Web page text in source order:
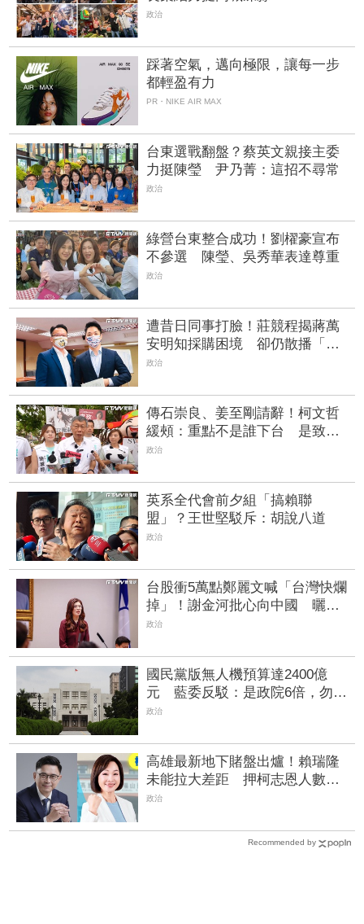
政治
踩著空氣，邁向極限，讓每一步
都輕盈有力
PR・NIKE AIR MAX
台東選戰翻盤？蔡英文親接主委
力挺陳瑩 尹乃菁：這招不尋常
政治
綠營台東整合成功！劉櫂豪宣布
不參選 陳瑩、吳秀華表達尊重
政治
遭昔日同事打臉！莊競程揭蔣萬
安明知採購困境 卻仍散播「擋
疫苗」說
政治
傳石崇良、姜至剛請辭！柯文哲
緩頰：重點不是誰下台 是致癌
物從哪來、油流去哪
政治
英系全代會前夕組「搞賴聯
盟」？王世堅駁斥：胡說八道
政治
台股衝5萬點鄭麗文喊「台灣快爛
掉」！謝金河批心向中國 曬上
半年真實數據打臉
政治
國民黨版無人機預算達2400億
元 藍委反駁：是政院6倍，勿造
謠杯葛
政治
高雄最新地下賭盤出爐！賴瑞隆
未能拉大差距 押柯志恩人數
增、翻盤仍有變數
政治
Recommended by